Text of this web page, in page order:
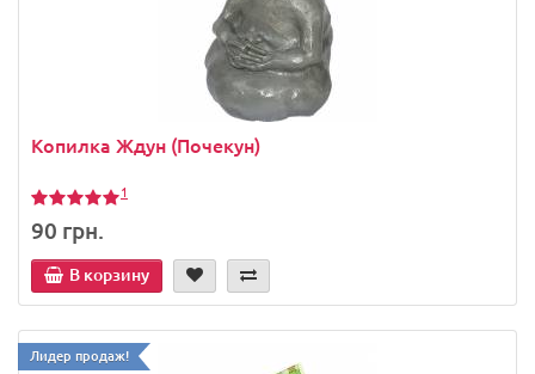
Копилка Ждун (Почекун)
1
90 грн.
В корзину
Лидер продаж!